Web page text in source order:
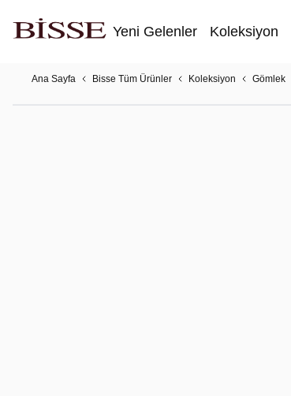
Yeni Gelenler Koleksiyon
Ana Sayfa Bisse Tüm Ürünler Koleksiyon Gömlek